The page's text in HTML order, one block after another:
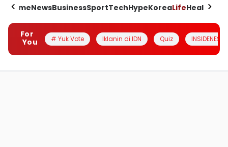
HomeNewsBusinessSportTechHypeKoreaLifeHealth
For
You
# Yuk Vote Iklanin di IDN Quiz INSIDENESIA